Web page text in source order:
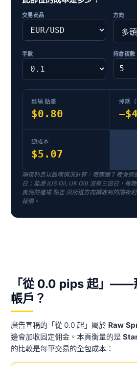
交易商品 方向
手數 持倉夜數
進場 點差
$0.80
掉期（
總成本
$5.07
隔夜利息以最壞情況計算：每連續 7 晚會跨
日；能源 (US Oil, UK Oil) 沒有三倍日，每
實測的進場 點差 與所選方向擷取到的隔夜
報價。
「從 0.0 pips 起」——
帳戶？
廣告宣稱的「從 0.0 起」屬於 Raw
邊會加收固定佣金。本頁衡量的是
的比較是每筆交易的全包成本：